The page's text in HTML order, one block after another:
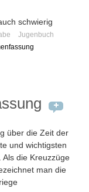
schwierig
Jugenbuch
über die Zeit der
und wichtigsten
. Als die Kreuzzüge
man die